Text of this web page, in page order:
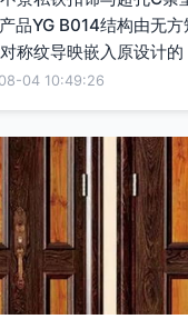
品YG B014结构由无
称纹导映嵌入原设计的
04 10:49:26